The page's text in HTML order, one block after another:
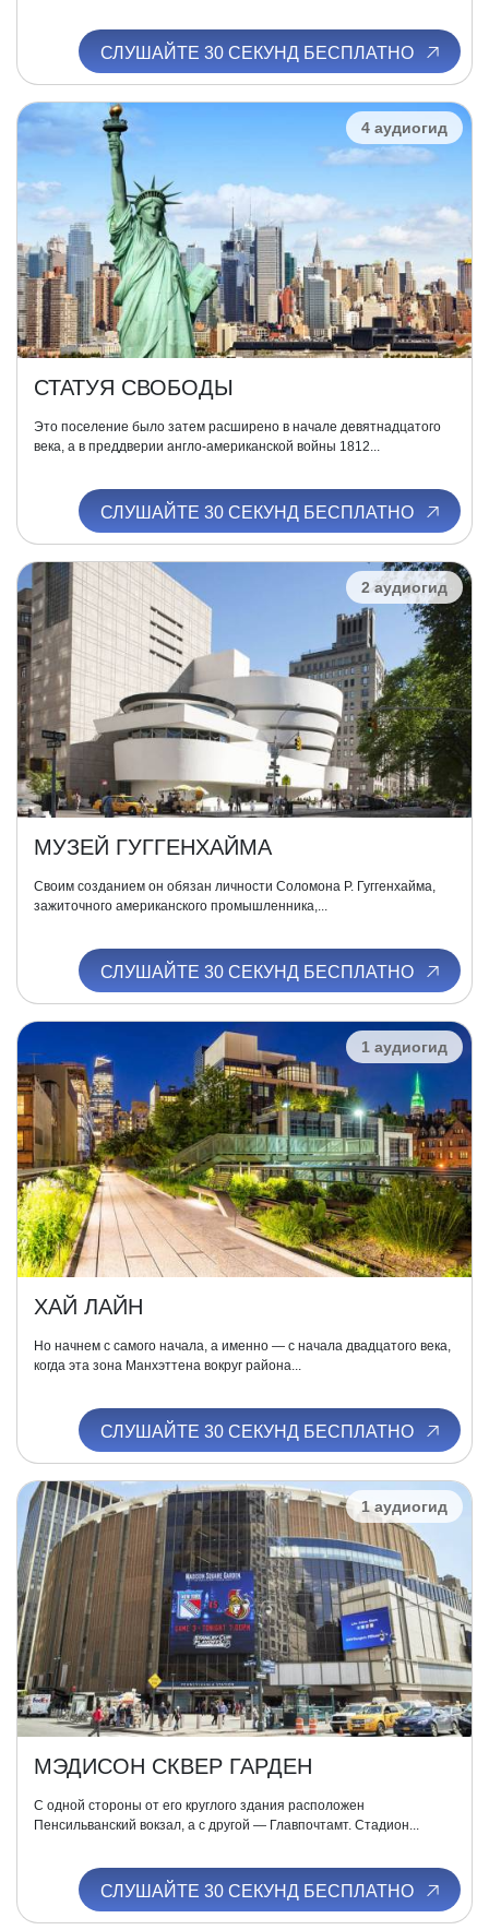
СЛУШАЙТЕ 30 СЕКУНД БЕСПЛАТНО
4 аудиогид
СТАТУЯ СВОБОДЫ
Это поселение было затем расширено в начале девятнадцатого
века, а в преддверии англо-американской войны 1812...
СЛУШАЙТЕ 30 СЕКУНД БЕСПЛАТНО
2 аудиогид
МУЗЕЙ ГУГГЕНХАЙМА
Своим созданием он обязан личности Соломона Р. Гуггенхайма,
зажиточного американского промышленника,...
СЛУШАЙТЕ 30 СЕКУНД БЕСПЛАТНО
1 аудиогид
ХАЙ ЛАЙН
Но начнем с самого начала, а именно — с начала двадцатого века,
когда эта зона Манхэттена вокруг района...
СЛУШАЙТЕ 30 СЕКУНД БЕСПЛАТНО
1 аудиогид
МЭДИСОН СКВЕР ГАРДЕН
С одной стороны от его круглого здания расположен
Пенсильванский вокзал, а с другой — Главпочтамт. Стадион...
СЛУШАЙТЕ 30 СЕКУНД БЕСПЛАТНО